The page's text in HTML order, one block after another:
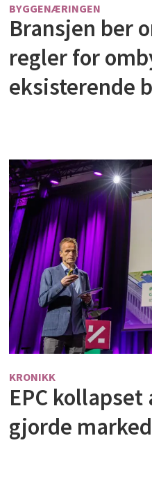
BYGGENÆRINGEN
Bransjen ber
regler for
eksisterende
KRONIKK
EPC
gjorde